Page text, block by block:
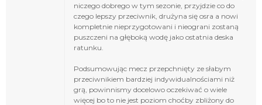
niczego dobrego w tym sezonie, przyjdzie co do
czego lepszy przeciwnik, drużyna się osra a nowi
kompletnie nieprzygotowani i nieograni zostaną
puszczeni na głęboką wodę jako ostatnia deska
ratunku.
Podsumowując mecz przepchnięty ze słabym
przeciwnikiem bardziej indywidualnościami niż
grą, powinnismy docelowo oczekiwać o wiele
więcej bo to nie jest poziom choćby zbliżony do